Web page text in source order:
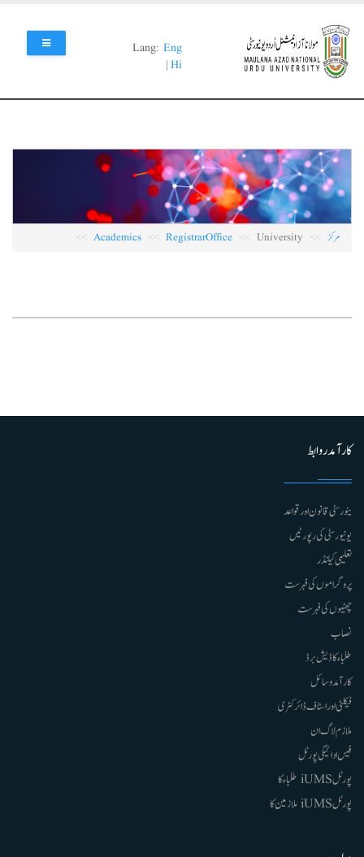
main
content
Lang: Eng
| Hi
مرکز RegistrarOffice
Academics
کارآمد روابط
ینورسٹی قانون اور قواعد
یونیورسٹی کی رپورٹیں
تعلیمی کیلنڈر
پروگراموں کی فہرست
چھٹیوں کی فہرست
نصاب
طلباء کا ڈیش برڈ
کارآمد وسائل
فیکلٹی اور اسٹاف ڈائرکٹری
ملازم لاگ ان
فیس ادائیگی پورٹل
پورٹل iUMS طلباء کا
پورٹل iUMS ملازمین کا